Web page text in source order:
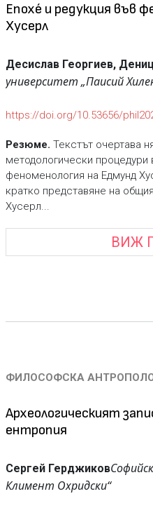
Епохе́ и редукция във
Хусерл
Десислав Георгиев,
университет „Паисий
https://doi.org/10.53656/
Резюме. Текстът очертава
методологически процедури
феноменология на Едмунд
кратко представяне на
Хусерл...
ВИЖ
ФИЛОСОФСКА
Археологическият
ентропия
Сергей Герджиков
Климент Охридски“